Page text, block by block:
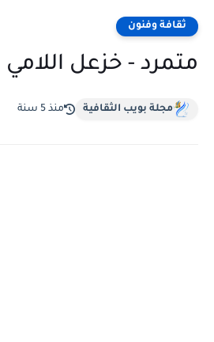
ثقافة وفنون
متمرد - خزعل اللامي
مجلة بويب الثقافية منذ 5 سنة